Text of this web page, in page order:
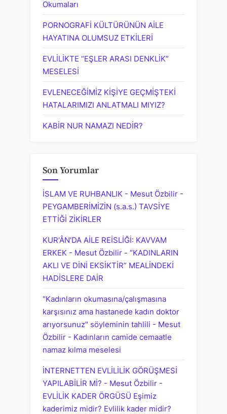
Okumaları
PORNOGRAFİ KÜLTÜRÜNÜN AİLE
HAYATINA OLUMSUZ ETKİLERİ
EVLİLİKTE “EŞLER ARASI DENKLİK”
MESELESİ
EVLENECEĞİMİZ KİŞİYE GEÇMİŞTEKİ
HATALARIMIZI ANLATMALI MIYIZ?
KABİR NUR NAMAZI NEDİR?
Son Yorumlar
İSLAM VE RUHBANLIK - Mesut Özbilir -
PEYGAMBERİMİZİN (s.a.s.) TAVSİYE
ETTİĞİ ZİKİRLER
KUR'ÂN'DA AİLE REİSLİĞİ: KAVVAM
ERKEK - Mesut Özbilir - “KADINLARIN
AKLI VE DİNİ EKSİKTİR” MEALİNDEKİ
HADİSLERE DAİR
"Kadınların okumasına/çalışmasına
karşısınız ama hastanede kadın doktor
arıyorsunuz" söyleminin tahlili - Mesut
Özbilir - Kadınların camide cemaatle
namaz kılma meselesi
İNTERNETTEN EVLİLİLİK GÖRÜŞMESİ
YAPILABİLİR Mİ? - Mesut Özbilir -
EVLİLİK KADER ÖRGÜSÜ Eşimiz
kaderimiz midir? Evlilik kader midir?